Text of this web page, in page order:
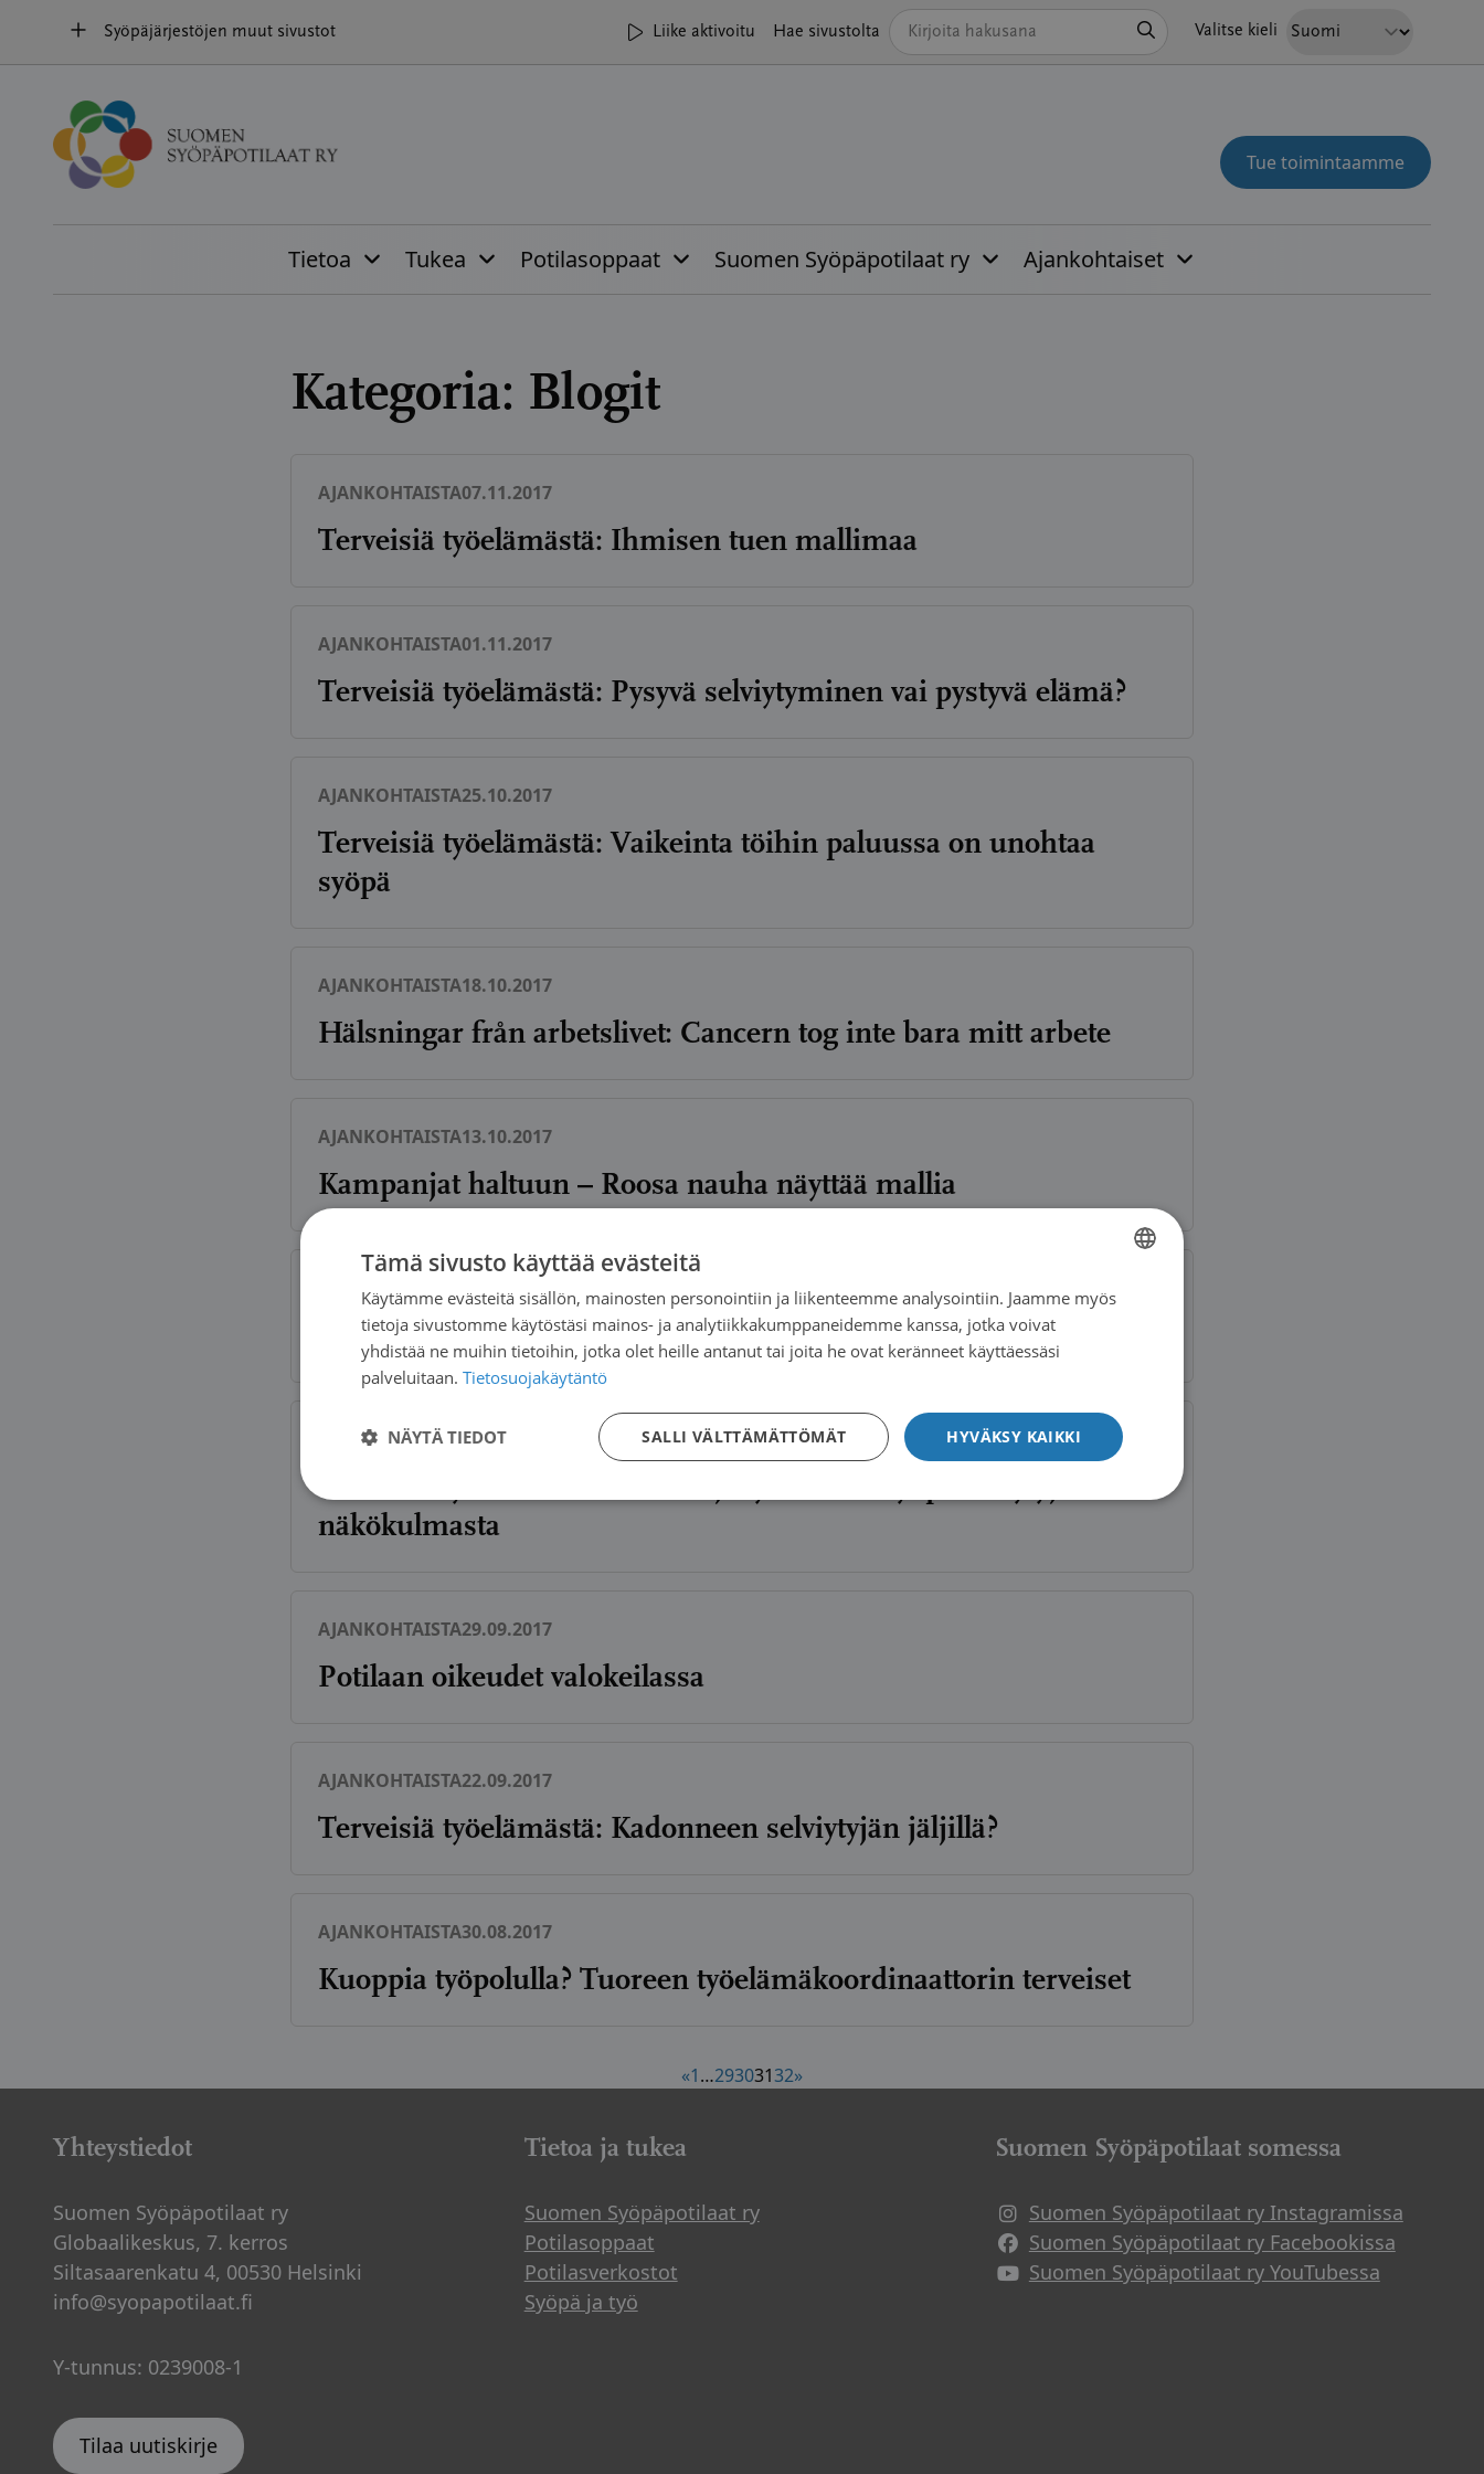
sisältöön
Syöpäjärjestöjen muut sivustot Liike aktivoitu Hae sivustolta Valitse kieli
Tue toimintaamme
Tietoa Tukea Potilasoppaat Suomen Syöpäpotilaat ry Ajankohtaiset
Kategoria: Blogit
AJANKOHTAISTA07.11.2017
Terveisiä työelämästä: Ihmisen tuen mallimaa
AJANKOHTAISTA01.11.2017
Terveisiä työelämästä: Pysyvä selviytyminen vai pystyvä elämä?
AJANKOHTAISTA25.10.2017
Terveisiä työelämästä: Vaikeinta töihin paluussa on unohtaa
syöpä
AJANKOHTAISTA18.10.2017
Hälsningar från arbetslivet: Cancern tog inte bara mitt arbete
AJANKOHTAISTA13.10.2017
Kampanjat haltuun – Roosa nauha näyttää mallia
AJANKOHTAISTA 11.10.2017
Terveisiä työelämästä: Lentoon!
AJANKOHTAISTA05.10.2017
Terveisiä työelämästä: Elämää ja työelämää syöpäselviytyjän
näkökulmasta
AJANKOHTAISTA29.09.2017
Potilaan oikeudet valokeilassa
AJANKOHTAISTA22.09.2017
Terveisiä työelämästä: Kadonneen selviytyjän jäljillä?
AJANKOHTAISTA30.08.2017
Kuoppia työpolulla? Tuoreen työelämäkoordinaattorin terveiset
Artikkelien
«1…29303132»
Yhteystiedot
Suomen Syöpäpotilaat ry
Globaalikeskus, 7. kerros
Siltasaarenkatu 4, 00530 Helsinki
info@syopapotilaat.fi
Y-tunnus: 0239008-1
Tilaa uutiskirje
Tietoa ja tukea
Suomen Syöpäpotilaat ry
Potilasoppaat
Potilasverkostot
Syöpä ja työ
Suomen Syöpäpotilaat somessa
Suomen Syöpäpotilaat ry Instagramissa
Suomen Syöpäpotilaat ry Facebookissa
Suomen Syöpäpotilaat ry YouTubessa
FINNISH
Tämä sivusto käyttää evästeitä
Käytämme evästeitä sisällön, mainosten personointiin ja liikenteemme analysointiin. Jaamme myös
tietoja sivustomme käytöstäsi mainos- ja analytiikkakumppaneidemme kanssa, jotka voivat
yhdistää ne muihin tietoihin, jotka olet heille antanut tai joita he ovat keränneet käyttäessäsi
palveluitaan. Tietosuojakäytäntö
HYVÄKSY KAIKKI
SALLI VÄLTTÄMÄTTÖMÄT
NÄYTÄ TIEDOT